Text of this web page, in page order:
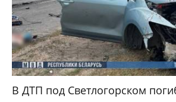
В ДТП под Светлогорском